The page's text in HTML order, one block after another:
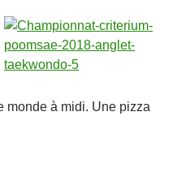
monde à midi. Une pizza